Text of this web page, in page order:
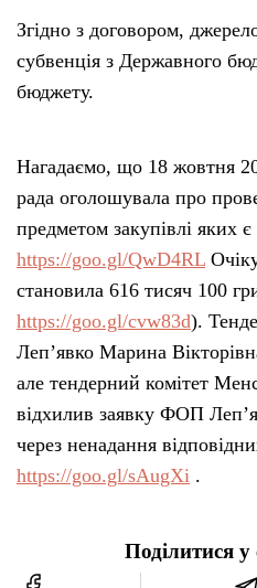
Згідно з договором,
субвенція з Державного
бюджету.
Нагадаємо, що 18 жовтня
рада оголошувала про
предметом закупівлі яких
https://goo.gl/QwD4RL
становила 616 тисяч 100
https://goo.gl/cvw83d).
Леп’явко Марина
але тендерний комітет
відхилив заявку ФОП
через ненадання
https://goo.gl/sAugXi .
Поділитися